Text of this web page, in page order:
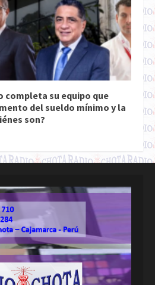
completa su equipo que
del sueldo mínimo y la
son?